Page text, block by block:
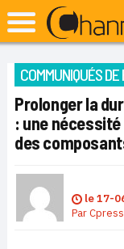
COMMUNIQUÉS DE
Prolonger la
: une
des
le17-
Par